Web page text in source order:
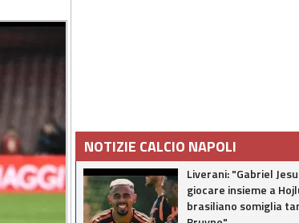
NOTIZIE CALCIO NAPOLI
Liverani: "Gabriel
giocare insieme a
brasiliano somiglia